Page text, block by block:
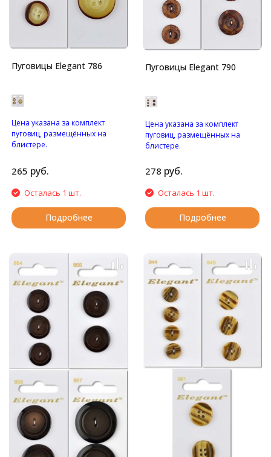
Пуговицы Elegant 786
Цена указана за комплект
пуговиц, размещённых на
блистере.
четырьмя отверстиями.
265 руб.
Осталась 1 шт.
Подробнее
Пуговицы Elegant 790
Цена указана за комплект
пуговиц, размещённых на
блистере.
отверстиями.
278 руб.
Осталась 1 шт.
Подробнее